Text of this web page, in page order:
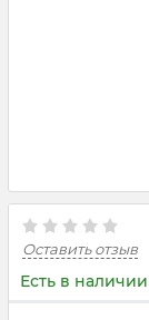
Оставить отзыв
Есть в наличии